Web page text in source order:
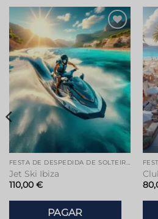
FESTA DE DESPEDIDA DE SOLTEIRA EM IBIZA
Jet Ski Ibiza
110,00 €
PAGAR